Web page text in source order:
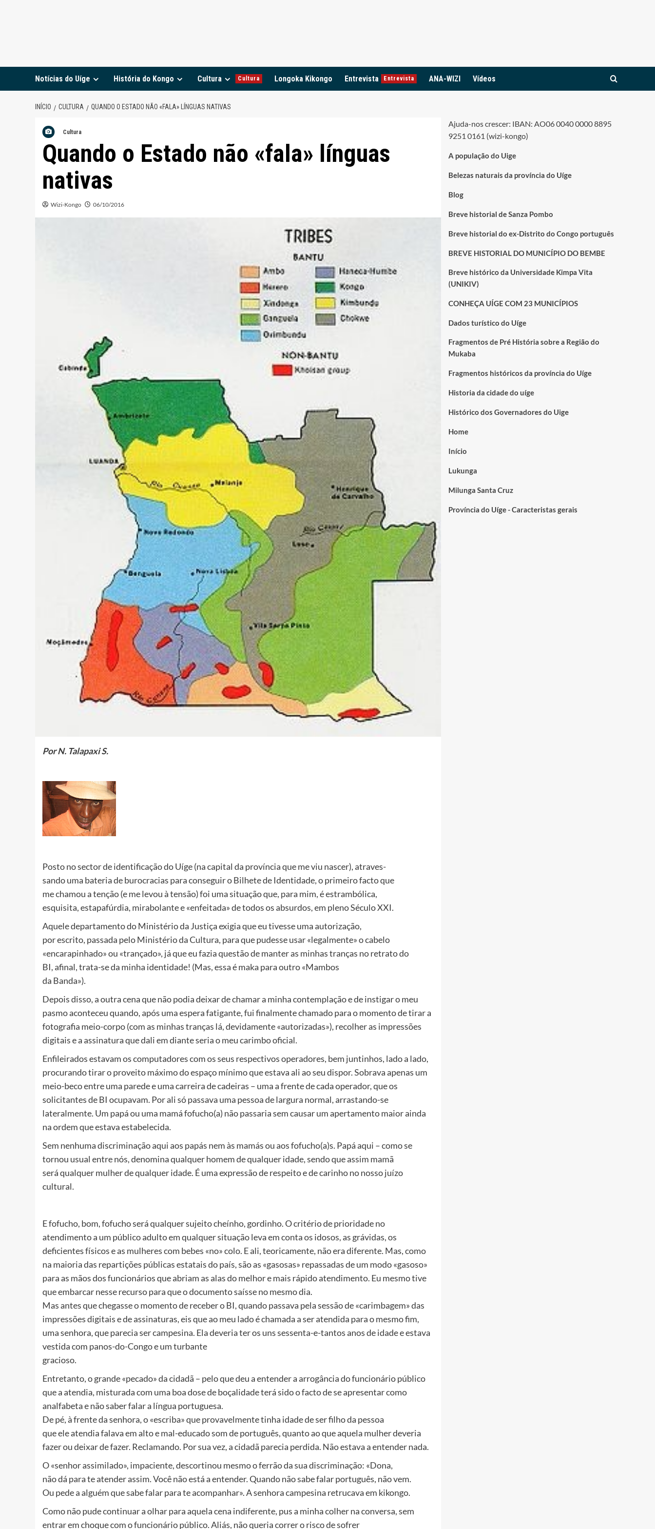
Notícias do Uíge História do Kongo Cultura Cultura Longoka Kikongo Entrevista Entrevista ANA-WIZI Vídeos
INÍCIO CULTURA QUANDO O ESTADO NÃO «FALA» LÍNGUAS NATIVAS
Cultura
Quando o Estado não «fala» línguas
nativas
Wizi-Kongo 06/10/2016
Por N. Talapaxi S.
Posto no sector de identificação do Uíge (na capital da província que me viu nascer), atraves-
sando uma bateria de burocracias para conseguir o Bilhete de Identidade, o primeiro facto que
me chamou a tenção (e me levou à tensão) foi uma situação que, para mim, é estrambólica,
esquisita, estapafúrdia, mirabolante e «enfeitada» de todos os absurdos, em pleno Século XXI.
Aquele departamento do Ministério da Justiça exigia que eu tivesse uma autorização,
por escrito, passada pelo Ministério da Cultura, para que pudesse usar «legalmente» o cabelo
«encarapinhado» ou «trançado», já que eu fazia questão de manter as minhas tranças no retrato do
BI, afinal, trata-se da minha identidade! (Mas, essa é maka para outro «Mambos
da Banda»).
Depois disso, a outra cena que não podia deixar de chamar a minha contemplação e de instigar o meu
pasmo aconteceu quando, após uma espera fatigante, fui finalmente chamado para o momento de tirar a
fotografia meio-corpo (com as minhas tranças lá, devidamente «autorizadas»), recolher as impressões
digitais e a assinatura que dali em diante seria o meu carimbo oficial.
Enfileirados estavam os computadores com os seus respectivos operadores, bem juntinhos, lado a lado,
procurando tirar o proveito máximo do espaço mínimo que estava ali ao seu dispor. Sobrava apenas um
meio-beco entre uma parede e uma carreira de cadeiras – uma a frente de cada operador, que os
solicitantes de BI ocupavam. Por ali só passava uma pessoa de largura normal, arrastando-se
lateralmente. Um papá ou uma mamá fofucho(a) não passaria sem causar um apertamento maior ainda
na ordem que estava estabelecida.
Sem nenhuma discriminação aqui aos papás nem às mamás ou aos fofucho(a)s. Papá aqui – como se
tornou usual entre nós, denomina qualquer homem de qualquer idade, sendo que assim mamã
será qualquer mulher de qualquer idade. É uma expressão de respeito e de carinho no nosso juízo
cultural.
E fofucho, bom, fofucho será qualquer sujeito cheínho, gordinho. O critério de prioridade no
atendimento a um público adulto em qualquer situação leva em conta os idosos, as grávidas, os
deficientes físicos e as mulheres com bebes «no» colo. E ali, teoricamente, não era diferente. Mas, como
na maioria das repartições públicas estatais do país, são as «gasosas» repassadas de um modo «gasoso»
para as mãos dos funcionários que abriam as alas do melhor e mais rápido atendimento. Eu mesmo tive
que embarcar nesse recurso para que o documento saísse no mesmo dia.
Mas antes que chegasse o momento de receber o BI, quando passava pela sessão de «carimbagem» das
impressões digitais e de assinaturas, eis que ao meu lado é chamada a ser atendida para o mesmo fim,
uma senhora, que parecia ser campesina. Ela deveria ter os uns sessenta-e-tantos anos de idade e estava
vestida com panos-do-Congo e um turbante
gracioso.
Entretanto, o grande «pecado» da cidadã – pelo que deu a entender a arrogância do funcionário público
que a atendia, misturada com uma boa dose de boçalidade terá sido o facto de se apresentar como
analfabeta e não saber falar a língua portuguesa.
De pé, à frente da senhora, o «escriba» que provavelmente tinha idade de ser filho da pessoa
que ele atendia falava em alto e mal-educado som de português, quanto ao que aquela mulher deveria
fazer ou deixar de fazer. Reclamando. Por sua vez, a cidadã parecia perdida. Não estava a entender nada.
O «senhor assimilado», impaciente, descortinou mesmo o ferrão da sua discriminação: «Dona,
não dá para te atender assim. Você não está a entender. Quando não sabe falar português, não vem.
Ou pede a alguém que sabe falar para te acompanhar». A senhora campesina retrucava em kikongo.
Como não pude continuar a olhar para aquela cena indiferente, pus a minha colher na conversa, sem
entrar em choque com o funcionário público. Aliás, não queria correr o risco de sofrer
Ajuda-nos crescer: IBAN: AO06 0040 0000 8895
9251 0161 (wizi-kongo)
A população do Uige
Belezas naturais da província do Uíge
Blog
Breve historial de Sanza Pombo
Breve historial do ex-Distrito do Congo português
BREVE HISTORIAL DO MUNICÍPIO DO BEMBE
Breve histórico da Universidade Kimpa Vita
(UNIKIV)
CONHEÇA UÍGE COM 23 MUNICÍPIOS
Dados turístico do Uíge
Fragmentos de Pré História sobre a Região do
Mukaba
Fragmentos históricos da província do Uíge
Historia da cidade do uíge
Histórico dos Governadores do Uige
Home
Início
Lukunga
Milunga Santa Cruz
Província do Uíge - Caracteristas gerais